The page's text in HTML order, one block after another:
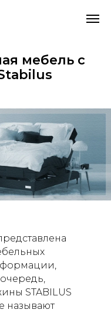
мебель с
STABILUS
называют